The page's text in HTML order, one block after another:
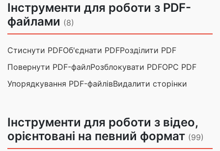
Інструменти для роботи з PDF-
файлами (8)
Стиснути PDFОб'єднати PDFРозділити PDF
Повернути PDF-файлРозблокувати PDFОРС PDF
Упорядкування PDF-файлівВидалити сторінки
Інструменти для роботи з відео,
орієнтовані на певний формат (99)